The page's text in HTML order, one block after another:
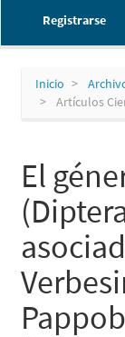
principal
Contenido
Barra
lateral
Registrarse
Inicio
Artículos
El